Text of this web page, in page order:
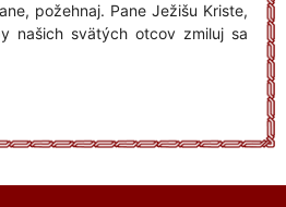
požehnaj. Pane Ježišu Kriste,
našich svätých otcov zmiluj sa